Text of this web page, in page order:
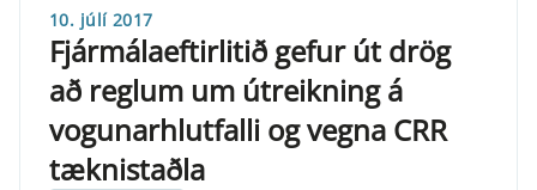
10. júlí 2017
Fjármálaeftirlitið gefur út drög
að reglum um útreikning á
vogunarhlutfalli og vegna CRR
tæknistaðla